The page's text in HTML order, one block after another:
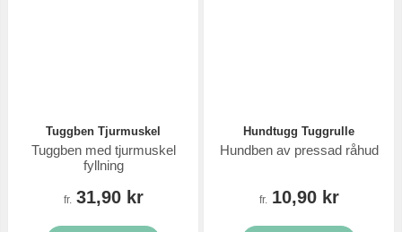
Tuggben Tjurmuskel
Tuggben med tjurmuskel
fyllning
fr. 31,90 kr
Hundtugg Tuggrulle
Hundben av pressad råhud
fr. 10,90 kr